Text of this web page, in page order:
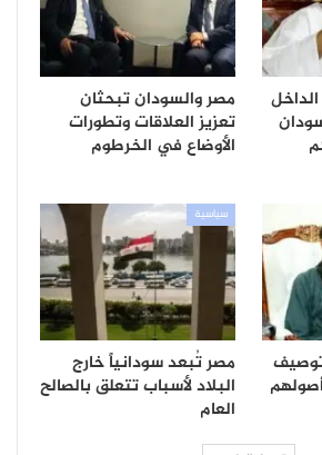
مصر والسودان تبحثان
تعزيز العلاقات وتطورات
الأوضاع في الخرطوم
سياسية
مصر تُبعد سودانياً خارج
البلاد لأسباب تتعلق بالصالح
العام